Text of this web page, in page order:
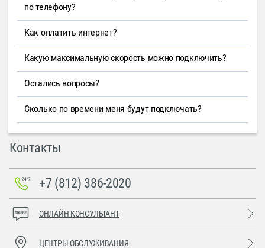
по телефону?
Как оплатить интернет?
Какую максимальную скорость можно подключить?
Остались вопросы?
Сколько по времени меня будут подключать?
Контакты
+7 (812) 386-2020
ОНЛАЙН-КОНСУЛЬТАНТ
ЦЕНТРЫ ОБСЛУЖИВАНИЯ